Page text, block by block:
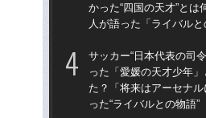
かった“四国の天才”とは
人が語った「ライバルと
サッカー“日本代表の司
った「愛媛の天才少年
た？「将来はアーセナ
った“ライバルとの物語”